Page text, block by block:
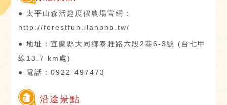
● 太平山森活趣度假農場官網：
http://forestfun.ilanbnb.tw/
● 地址：宜蘭縣大同鄉泰雅路六段2巷6-3號 (台七甲
線13.7 km處)
● 電話：0922-497473
沿途景點